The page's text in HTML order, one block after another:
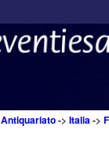
Antiquariato-> Italia->